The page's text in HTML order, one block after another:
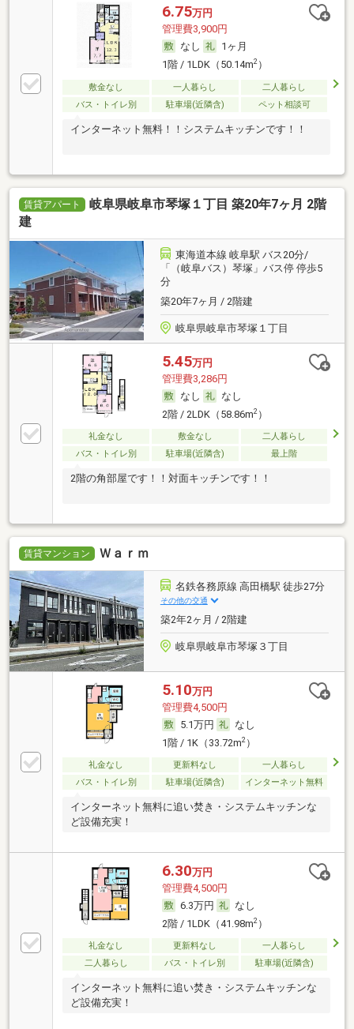
6.75万円
管理費3,900円
なし
1ヶ月
1階 / 1LDK（50.14m2）
敷金なし 一人暮らし
二人暮らし
バス・トイレ別
駐車場(近隣含) ペット相談可
インターネット無料！！システムキッチンです！！
賃貸アパート
岐阜県岐阜市琴塚１丁目 築20年7ヶ月 2階
建
東海道本線 岐阜駅 バス20分/
「（岐阜バス）琴塚」バス停 停歩5
分
築20年7ヶ月 / 2階建
岐阜県岐阜市琴塚１丁目
5.45万円
管理費3,286円
なし
なし
2階 / 2LDK（58.86m2）
礼金なし 敷金なし
二人暮らし
バス・トイレ別
駐車場(近隣含) 最上階
2階の角部屋です！！対面キッチンです！！
賃貸マンション Ｗａｒｍ
名鉄各務原線 高田橋駅 徒歩27分
その他の交通
築2年2ヶ月 / 2階建
岐阜県岐阜市琴塚３丁目
5.10万円
管理費4,500円
5.1万円
なし
1階 / 1K（33.72m2）
礼金なし 更新料なし
一人暮らし
バス・トイレ別
駐車場(近隣含) インターネット無料
インターネット無料に追い焚き・システムキッチンな
ど設備充実！
6.30万円
管理費4,500円
6.3万円
なし
2階 / 1LDK（41.98m2）
礼金なし 更新料なし
一人暮らし
二人暮らし
バス・トイレ別 駐車場(近隣含)
インターネット無料に追い焚き・システムキッチンな
ど設備充実！